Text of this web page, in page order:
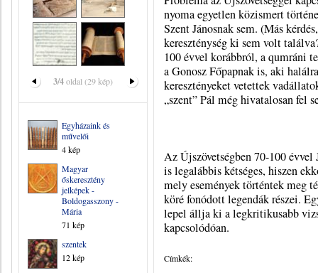
3/4oldal (29 kép)
Egyházaink és
művelői
4 kép
Magyar
őskeresztény
jelképek -
Boldogasszony -
Mária
71 kép
szentek
12 kép
nyoma egyetlen közismert
Szent Jánosnak sem. (Más
kereszténység ki sem volt
100 évvel korábbról, a qumráni
a Gonosz Főpapnak is, aki
keresztényeket vetettek
„szent” Pál még hivatalosan fel
Az Újszövetségben 70-100 évvel
is legalábbis kétséges, hiszen
mely események történtek meg
köré fonódott legendák részei.
lepel állja ki a legkritikusabb
kapcsolódóan.
Címkék: